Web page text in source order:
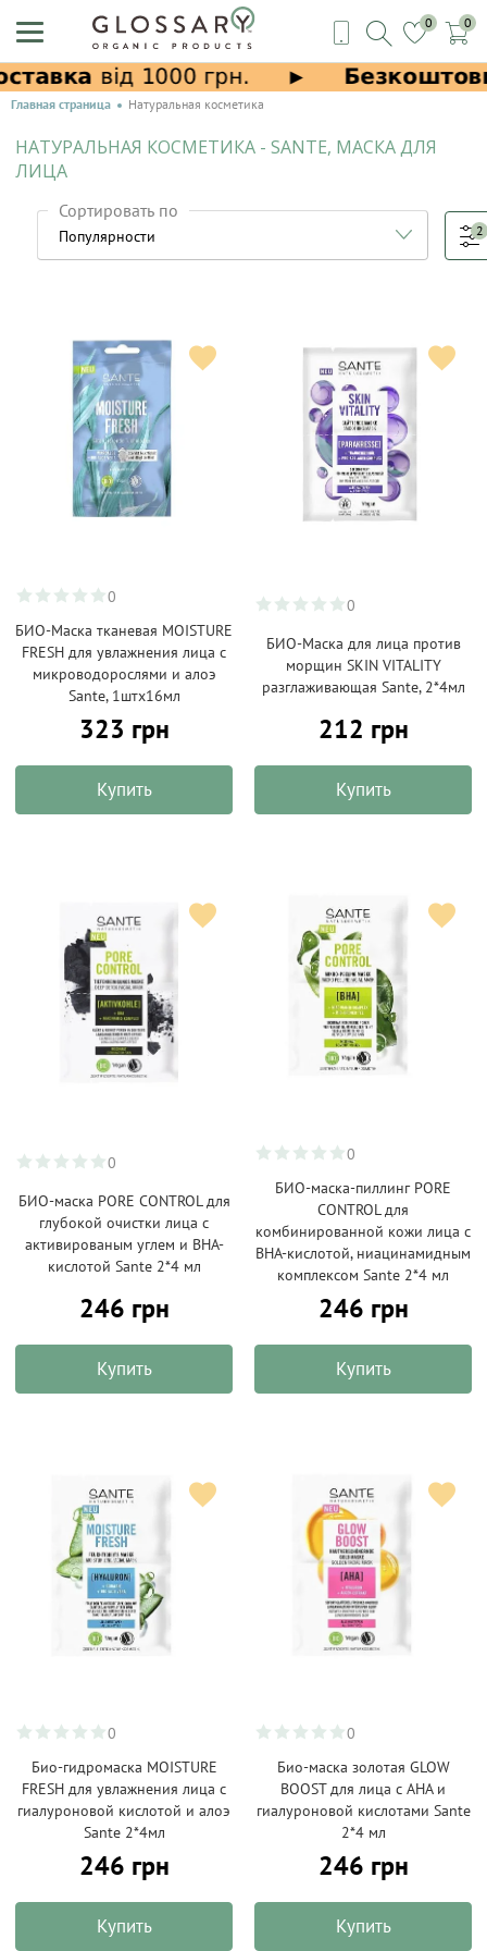
0 0
Главная страница Натуральная косметика
НАТУРАЛЬНАЯ КОСМЕТИКА - SANTE, МАСКА ДЛЯ
ЛИЦА
Сортировать по
2
0
БИО-Маска тканевая MOISTURE
FRESH для увлажнения лица с
микроводорослями и алоэ
Sante, 1штx16мл
323 грн
Купить
0
БИО-Маска для лица против
морщин SKIN VITALITY
разглаживающая Sante, 2*4мл
212 грн
Купить
0
БИО-маска PORE CONTROL для
глубокой очистки лица с
активированым углем и BHA-
кислотой Sante 2*4 мл
246 грн
Купить
0
БИО-маска-пиллинг PORE
CONTROL для
комбинированной кожи лица с
BHA-кислотой, ниацинамидным
комплексом Sante 2*4 мл
246 грн
Купить
0
Био-гидромаска MOISTURE
FRESH для увлажнения лица с
гиалуроновой кислотой и алоэ
Sante 2*4мл
246 грн
Купить
0
Био-маска золотая GLOW
BOOST для лица с АНА и
гиалуроновой кислотами Sante
2*4 мл
246 грн
Купить